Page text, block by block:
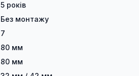
5 років
Без монтажу
7
80 мм
80 мм